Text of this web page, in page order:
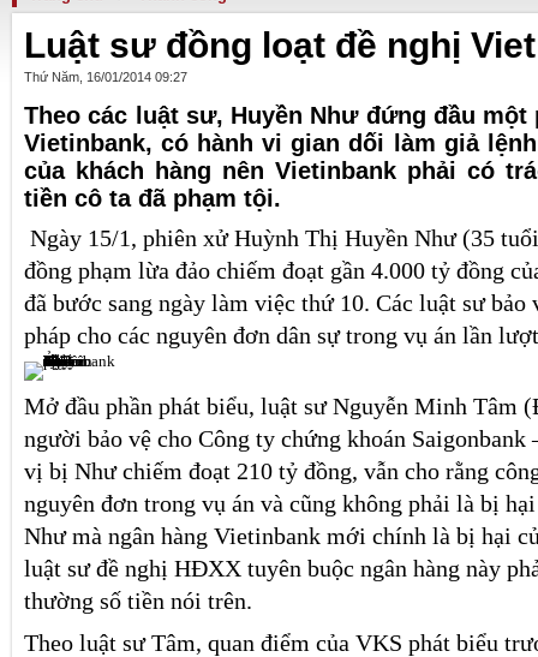
Luật sư đồng loạt đề nghị
Thứ Năm, 16/01/2014 09:27
Theo các luật sư, Huyền Như đứng đầu một
Vietinbank, có hành vi gian dối làm giả
của khách hàng nên Vietinbank phải có
tiền cô ta đã phạm tội.
Ngày 15/1, phiên xử Huỳnh Thị Huyền Như (35
đồng phạm lừa đảo chiếm đoạt gần 4.000 tỷ đồng
đã bước sang ngày làm việc thứ 10. Các luật sư
pháp cho các nguyên đơn dân sự trong vụ án lần
Mở đầu phần phát biểu, luật sư Nguyễn Minh Tâm
người bảo vệ cho Công ty chứng khoán
vị bị Như chiếm đoạt 210 tỷ đồng, vẫn cho rằng
nguyên đơn trong vụ án và cũng không phải là bị
Như mà ngân hàng Vietinbank mới chính là bị hại
luật sư đề nghị HĐXX tuyên buộc ngân hàng này
thường số tiền nói trên.
Theo luật sư Tâm, quan điểm của VKS phát biểu